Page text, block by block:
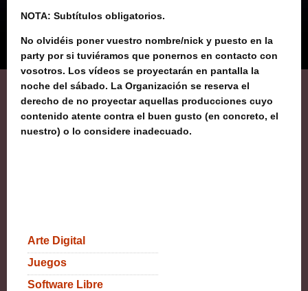
NOTA: Subtítulos obligatorios.
No olvidéis poner vuestro nombre/nick y puesto en la
party por si tuviéramos que ponernos en contacto con
vosotros. Los vídeos se proyectarán en pantalla la
noche del sábado. La Organización se reserva el
derecho de no proyectar aquellas producciones cuyo
contenido atente contra el buen gusto (en concreto, el
nuestro) o lo considere inadecuado.
Arte Digital
Juegos
Software Libre